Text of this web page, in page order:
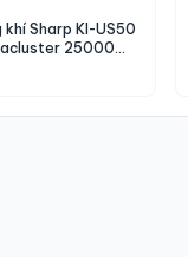
khí Sharp KI-US50
25000